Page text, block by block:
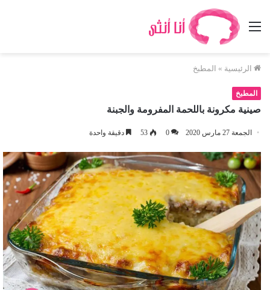
القائمة
الرئيسية » المطبخ
المطبخ
صينية مكرونة باللحمة المفرومة والجبنة
الجمعة 27 مارس 2020 0
53 دقيقة واحدة